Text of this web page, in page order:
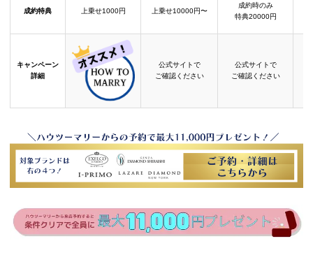
成約特典 上乗せ1000円 上乗せ10000円〜
成約時のみ
特典20000円
キャンペーン
詳細
公式サイトで
ご確認ください
公式サイトで
ご確認ください